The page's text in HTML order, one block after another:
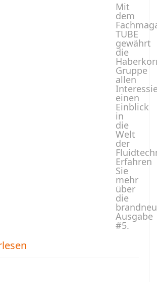
Mit
dem
TUBE
gewährt
die
Gruppe
allen
einen
Einblick
in
die
Welt
der
Erfahren
Sie
mehr
über
die
Ausgabe
#5.